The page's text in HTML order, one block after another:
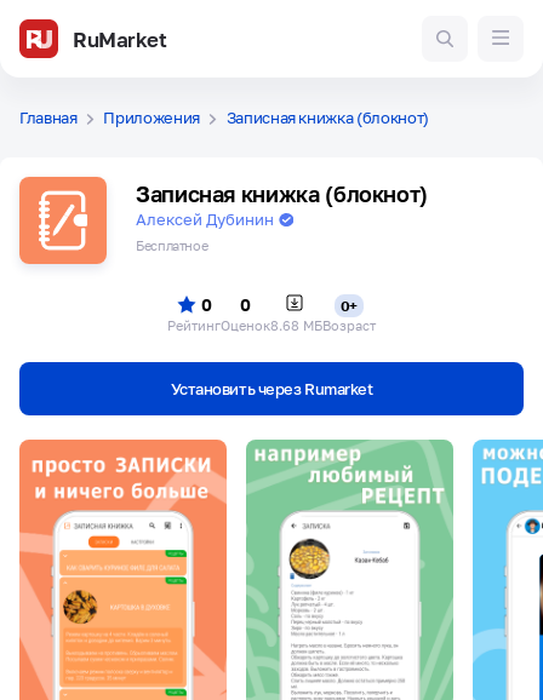
RuMarket
Главная Приложения Записная книжка (блокнот)
Записная книжка (блокнот)
Алексей Дубинин
Бесплатное
0
Рейтинг
0
Оценок8.68 МБ
0+
Возраст
Установить через Rumarket